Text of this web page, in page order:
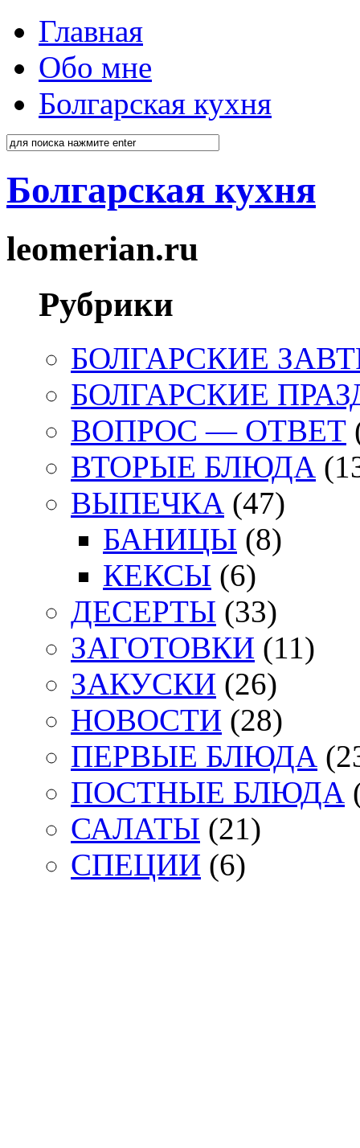
Главная
Обо мне
Болгарская кухня
Болгарская кухня
leomerian.ru
Рубрики
БОЛГАРСКИЕ
БОЛГАРСКИЕ
ВОПРОС — ОТВЕТ
ВТОРЫЕ БЛЮДА
ВЫПЕЧКА (47)
БАНИЦЫ (8)
КЕКСЫ (6)
ДЕСЕРТЫ (33)
ЗАГОТОВКИ (11)
ЗАКУСКИ (26)
НОВОСТИ (28)
ПЕРВЫЕ БЛЮДА
ПОСТНЫЕ БЛЮДА
САЛАТЫ (21)
СПЕЦИИ (6)